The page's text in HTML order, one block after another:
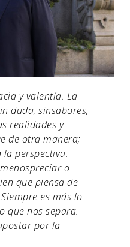
y valentía. La
duda, sinsabores,
realidades y
de otra manera;
perspectiva.
o
que piensa de
es más lo
que nos separa.
por la